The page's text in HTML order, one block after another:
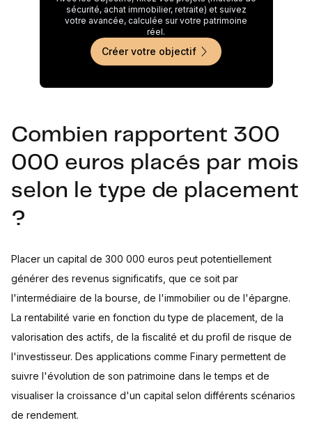
sécurité, achat immobilier, retraite) et suivez
votre avancée, calculée sur votre patrimoine
réel.
Créer votre objectif
Combien rapportent 300
000 euros placés par mois
selon le type de placement
?
Placer un capital de 300 000 euros peut potentiellement
générer des revenus significatifs, que ce soit par
l'intermédiaire de la bourse, de l'immobilier ou de l'épargne.
La rentabilité varie en fonction du type de placement, de la
valorisation des actifs, de la fiscalité et du profil de risque de
l'investisseur. Des applications comme Finary permettent de
suivre l'évolution de son patrimoine dans le temps et de
visualiser la croissance d'un capital selon différents scénarios
de rendement.